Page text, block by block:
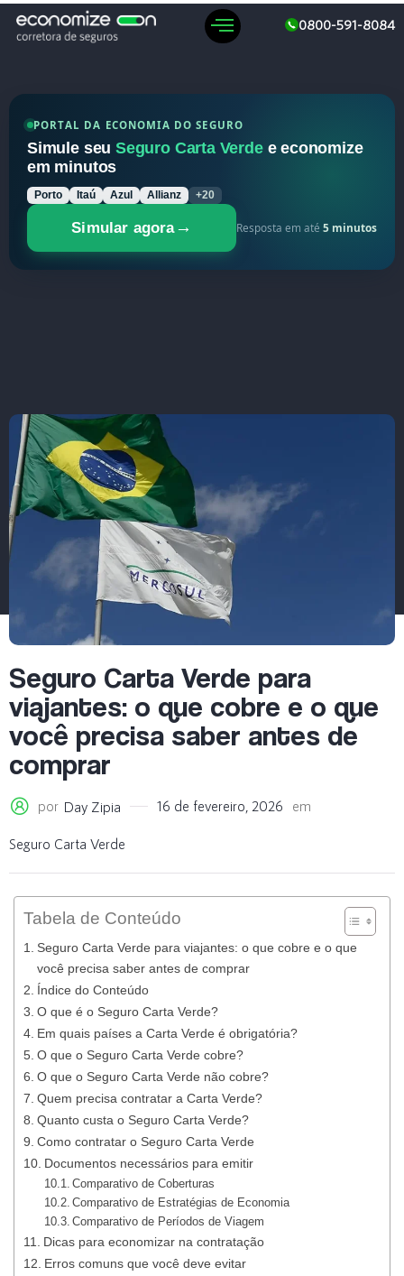
0800-591-8084
PORTAL DA ECONOMIA DO SEGURO
Simule seu Seguro Carta Verdee economize
em minutos
Porto Itaú Azul Allianz +20
Simular agora→ Resposta em até 5 minutos
Seguro Carta Verde para
viajantes: o que cobre e o que
você precisa saber antes de
comprar
por Day Zipia 16 de fevereiro, 2026 em
Seguro Carta Verde
Tabela de Conteúdo
Seguro Carta Verde para viajantes: o que cobre e o que
você precisa saber antes de comprar
Índice do Conteúdo
O que é o Seguro Carta Verde?
Em quais países a Carta Verde é obrigatória?
O que o Seguro Carta Verde cobre?
O que o Seguro Carta Verde não cobre?
Quem precisa contratar a Carta Verde?
Quanto custa o Seguro Carta Verde?
Como contratar o Seguro Carta Verde
Documentos necessários para emitir
Comparativo de Coberturas
Comparativo de Estratégias de Economia
Comparativo de Períodos de Viagem
Dicas para economizar na contratação
Erros comuns que você deve evitar